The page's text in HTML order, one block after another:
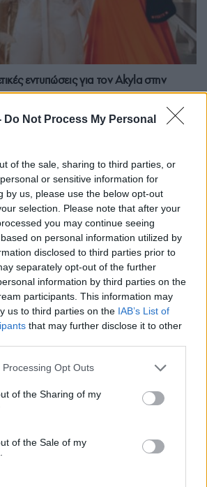
Do Not Process My Personal
of the sale, sharing to third parties, or
or sensitive information for
by us, please use the below opt-out
selection. Please note that after your
you may continue seeing
on personal information utilized by
disclosed to third parties prior to
separately opt-out of the further
information by third parties on the
participants. This information may
us to third parties on the IAB’s List of
that may further disclose it to other
website/app uses one or more Google
or usage behaviour. You may click to
to Google and its third-party tags to
specified purposes in below Google
Opt Outs
of the Sharing of my
of the Sale of my
εντυπώσεις για τον Akyla στην
η μάχη του πρώτου ημιτελικού
της ομογένειας στην Αυστρία πριν